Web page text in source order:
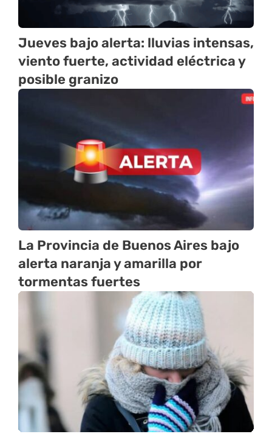
Jueves bajo alerta: lluvias intensas,
viento fuerte, actividad eléctrica y
posible granizo
La Provincia de Buenos Aires bajo
alerta naranja y amarilla por
tormentas fuertes